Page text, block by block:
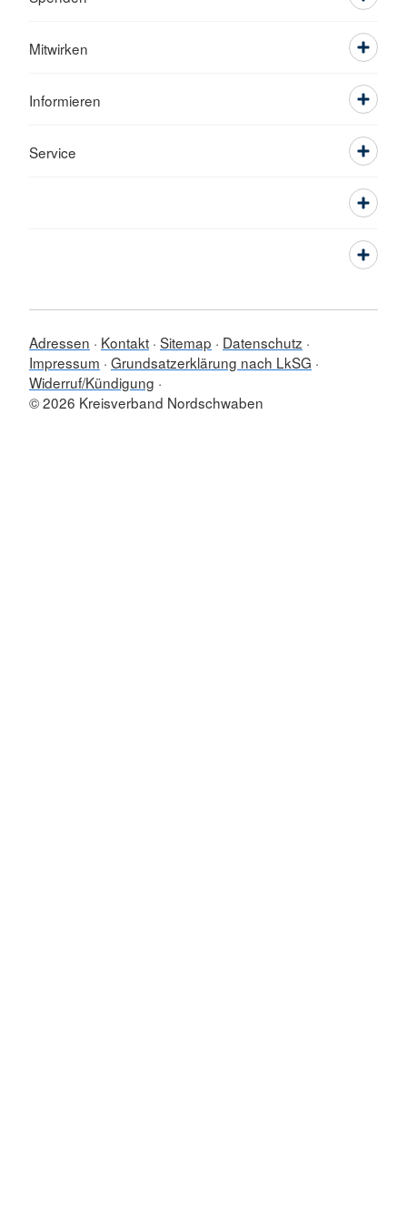
Mitwirken
Informieren
Service
Adressen Kontakt Sitemap
Datenschutz
Impressum Grundsatzerklärung nach LkSG
Widerruf/Kündigung
© 2026 Kreisverband Nordschwaben